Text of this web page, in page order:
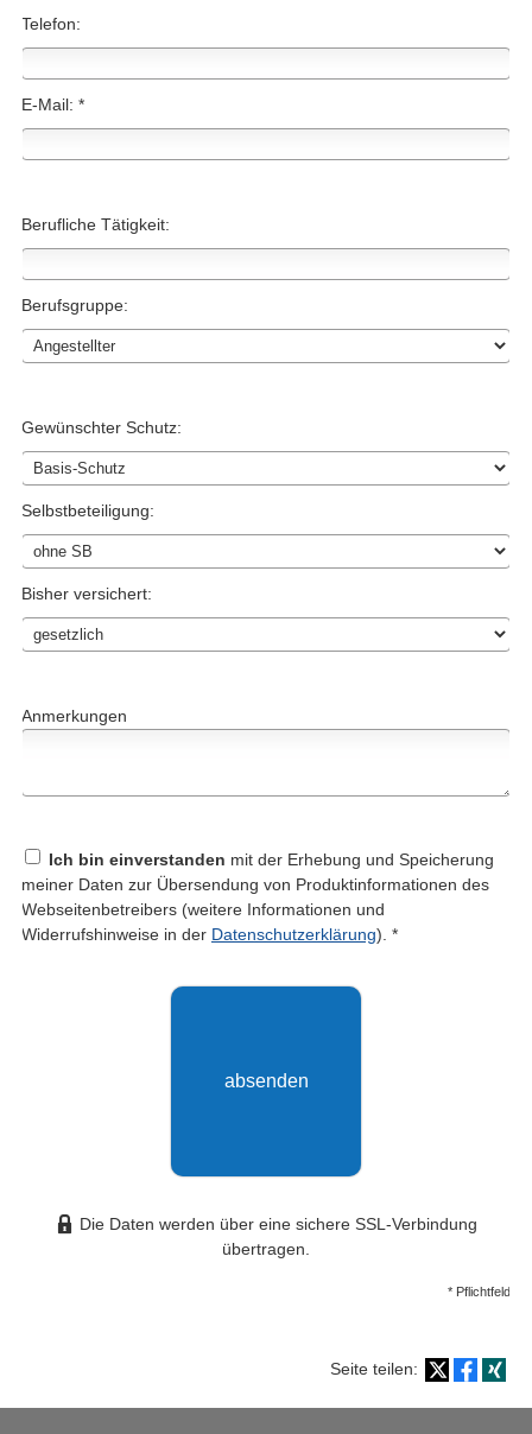
Telefon:
E-Mail: *
Berufliche Tätigkeit:
Berufsgruppe:
Gewünschter Schutz:
Selbstbeteiligung:
Bisher versichert:
Anmerkungen
Ich bin einverstanden mit der Erhebung und Speicherung
meiner Daten zur Übersendung von Produktinformationen des
Webseitenbetreibers (weitere Informationen und
Widerrufshinweise in der Datenschutzerklärung). *
absenden
Die Daten werden über eine sichere SSL-Verbindung
übertragen.
* Pflichtfeld
Seite teilen: